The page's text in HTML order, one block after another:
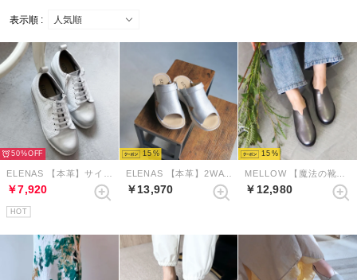
表示順 :
50%
￥7,920
HOT
15
ELENAS 【本革】2WAYミュールスリングバックサンダル （シルバー）
￥13,970
15
￥12,980